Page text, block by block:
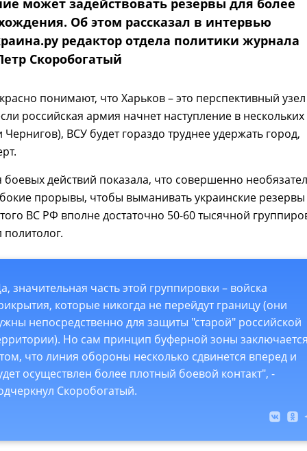
может задействовать резервы для более
Об этом рассказал в интервью
редактор отдела политики журнала
Скоробогатый
понимают, что Харьков – это перспективный узел
российская армия начнет наступление в нескольких
ВСУ будет гораздо труднее удержать город,
действий показала, что совершенно
прорывы, чтобы выманивать украинские резервы
ВС РФ вполне достаточно 50-60 тысячной
политолог.
значительная часть этой группировки – войска
которые никогда не перейдут границу (они
непосредственно для защиты "старой" российской
Но сам принцип буферной зоны
что линия обороны несколько сдвинется вперед и
осуществлен более плотный боевой контакт", -
Скоробогатый.